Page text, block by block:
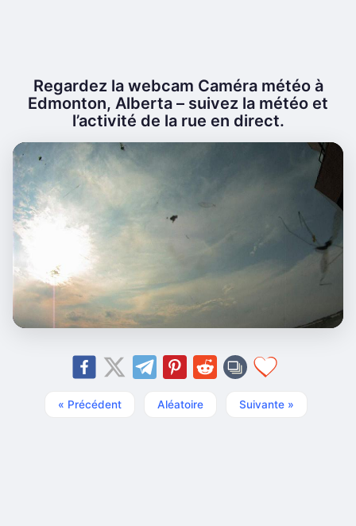
Regardez la webcam Caméra météo à
Edmonton, Alberta – suivez la météo et
l’activité de la rue en direct.
« Précédent Aléatoire Suivante »